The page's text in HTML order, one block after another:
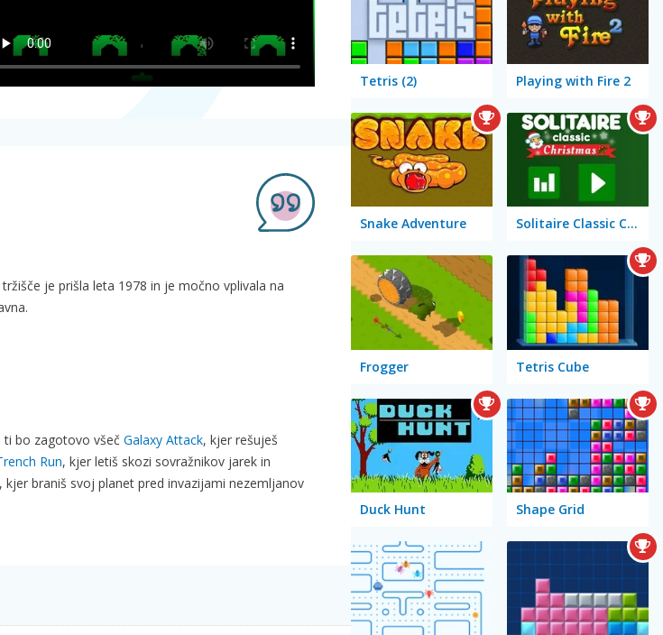
je prišla leta 1978 in je močno vplivala na
ti bo zagotovo všeč Galaxy Attack, kjer rešuješ
Run, kjer letiš skozi sovražnikov jarek in
, kjer braniš svoj planet pred invazijami nezemljanov
Tetris (2) Playing with Fire 2
Snake Adventure Solitaire Classic Christmas
Frogger Tetris Cube
Duck Hunt Shape Grid